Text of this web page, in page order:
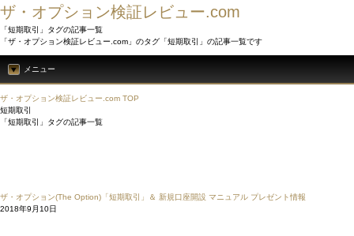
ザ・オプション検証レビュー.com
「短期取引」タグの記事一覧
「ザ・オプション検証レビュー.com」のタグ「短期取引」の記事一覧です
メニュー
ザ・オプション検証レビュー.com TOP
短期取引
「短期取引」タグの記事一覧
ザ・オプション(The Option)「短期取引」＆ 新規口座開設 マニュアル プレゼント情報
2018年9月10日